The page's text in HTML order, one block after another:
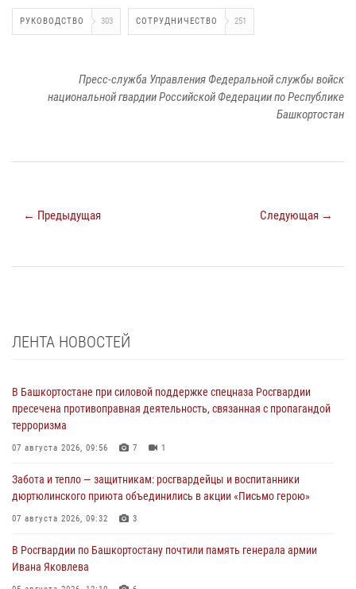
РУКОВОДСТВО 303 СОТРУДНИЧЕСТВО 251
Пресс-служба Управления Федеральной службы войск
национальной гвардии Российской Федерации по Республике
Башкортостан
← Предыдущая Следующая →
ЛЕНТА НОВОСТЕЙ
В Башкортостане при силовой поддержке спецназа Росгвардии
пресечена противоправная деятельность, связанная с пропагандой
терроризма
07 августа 2026, 09:56 7 1
Забота и тепло — защитникам: росгвардейцы и воспитанники
дюртюлинского приюта объединились в акции «Письмо герою»
07 августа 2026, 09:32 3
В Росгвардии по Башкортостану почтили память генерала армии
Ивана Яковлева